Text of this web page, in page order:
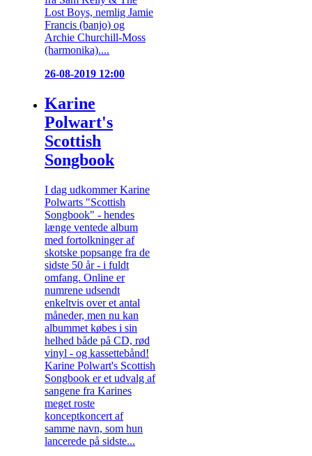
Lost Boys, nemlig Jamie
Francis (banjo) og
Archie Churchill-Moss
(harmonika)....
26-08-2019 12:00
Karine
Polwart's
Scottish
Songbook
I dag udkommer Karine
Polwarts "Scottish
Songbook" - hendes
længe ventede album
med fortolkninger af
skotske popsange fra de
sidste 50 år - i fuldt
omfang. Online er
numrene udsendt
enkeltvis over et antal
måneder, men nu kan
albummet købes i sin
helhed både på CD, rød
vinyl - og kassettebånd!
Karine Polwart's Scottish
Songbook er et udvalg af
sangene fra Karines
meget roste
konceptkoncert af
samme navn, som hun
lancerede på sidste...